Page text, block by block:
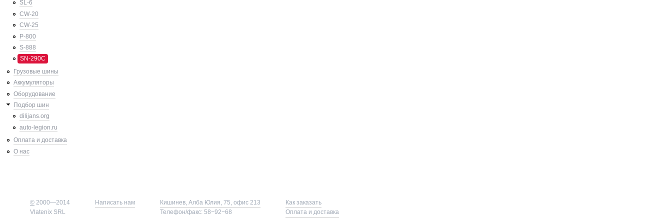
SL-6
CW-20
CW-25
P-800
S-888
SN-290C
Грузовые шины
Аккумуляторы
Оборудование
Подбор шин
dilijans.org
auto-legion.ru
Оплата и доставка
О нас
© 2000—2014
Vlatenix SRL
Написать нам
Кишинев, Алба Юлия, 75, офис 213
Телефон/факс: 58−92−68
Как заказать
Оплата и доставка